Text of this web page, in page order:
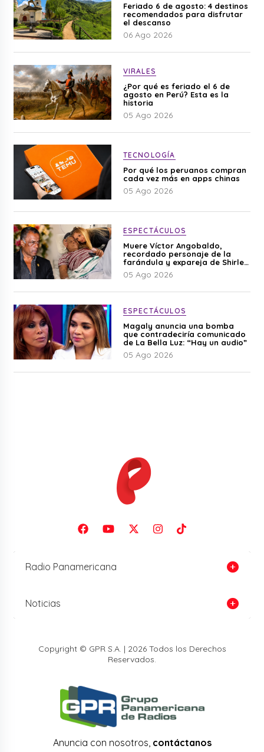
Feriado 6 de agosto: 4 destinos
recomendados para disfrutar
el descanso
06 Ago 2026
VIRALES
¿Por qué es feriado el 6 de
agosto en Perú? Esta es la
historia
05 Ago 2026
TECNOLOGÍA
Por qué los peruanos compran
cada vez más en apps chinas
05 Ago 2026
ESPECTÁCULOS
Muere Víctor Angobaldo,
recordado personaje de la
farándula y expareja de Shirley
Cherres
05 Ago 2026
ESPECTÁCULOS
Magaly anuncia una bomba
que contradeciría comunicado
de La Bella Luz: “Hay un audio”
05 Ago 2026
Radio Panamericana
Noticias
Copyright © GPR S.A. | 2026 Todos los Derechos
Reservados.
Anuncia con nosotros, contáctanos